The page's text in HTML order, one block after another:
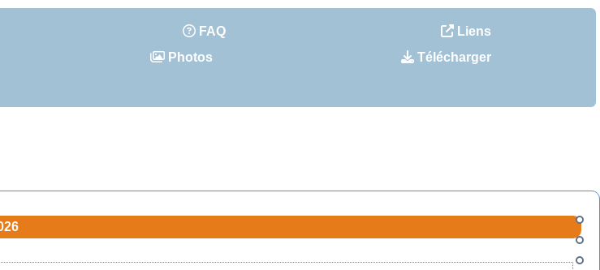
FAQ
Liens
Photos
Télécharger